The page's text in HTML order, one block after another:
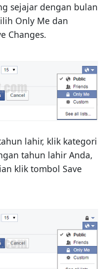
sejajar dengan bulan
Only Me dan
Changes.
lahir, klik kategori
tahun lahir Anda,
klik tombol Save